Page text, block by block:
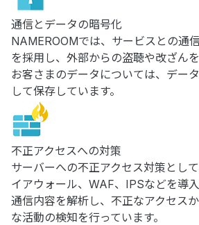
通信とデータの暗号化
NAMEROOMでは、サービスとの通
を採用し、外部からの盗聴や改ざん
お客さまのデータについては、デー
して保存しています。
不正アクセスへの対策
サーバーへの不正アクセス対策とし
イアウォール、WAF、IPSなどを導
通信内容を解析し、不正なアクセス
な活動の検知を行っています。